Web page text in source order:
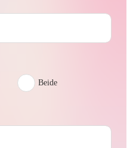
Beide